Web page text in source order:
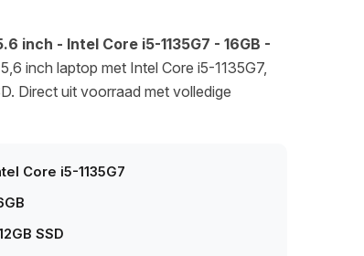
inch - Intel Core i5-1135G7 - 16GB -
inch laptop met Intel Core i5-1135G7,
Direct uit voorraad met volledige
Core i5-1135G7
SSD